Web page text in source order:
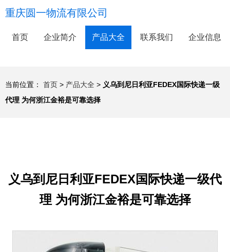
重庆圆一物流有限公司
首页 企业简介 产品大全 联系我们 企业信息
当前位置： 首页 > 产品大全 > 义乌到尼日利亚FEDEX国际快递一级
代理 为何浙江金裕是可靠选择
义乌到尼日利亚FEDEX国际快递一级代
理 为何浙江金裕是可靠选择